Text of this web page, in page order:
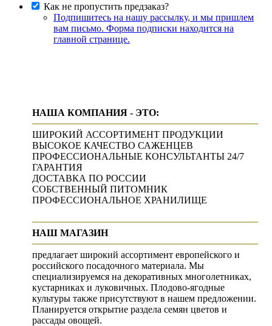
Как не пропустить предзаказ?
Подпишитесь на нашу рассылку, и мы пришлем
вам письмо. Форма подписки находится на
главной странице.
НАША КОМПАНИЯ - ЭТО:
ШИРОКИЙ АССОРТИМЕНТ ПРОДУКЦИИ
ВЫСОКОЕ КАЧЕСТВО САЖЕНЦЕВ
ПРОФЕССИОНАЛЬНЫЕ КОНСУЛЬТАНТЫ 24/7
ГАРАНТИЯ
ДОСТАВКА ПО РОССИИ
СОБСТВЕННЫЙ ПИТОМНИК
ПРОФЕССИОНАЛЬНОЕ ХРАНИЛИЩЕ
НАШ МАГАЗИН
предлагает широкий ассортимент европейского и
российского посадочного материала. Мы
специализируемся на декоративных многолетниках,
кустарниках и луковичных. Плодово-ягодные
культуры также присутствуют в нашем предложении.
Планируется открытие раздела семян цветов и
рассады овощей.